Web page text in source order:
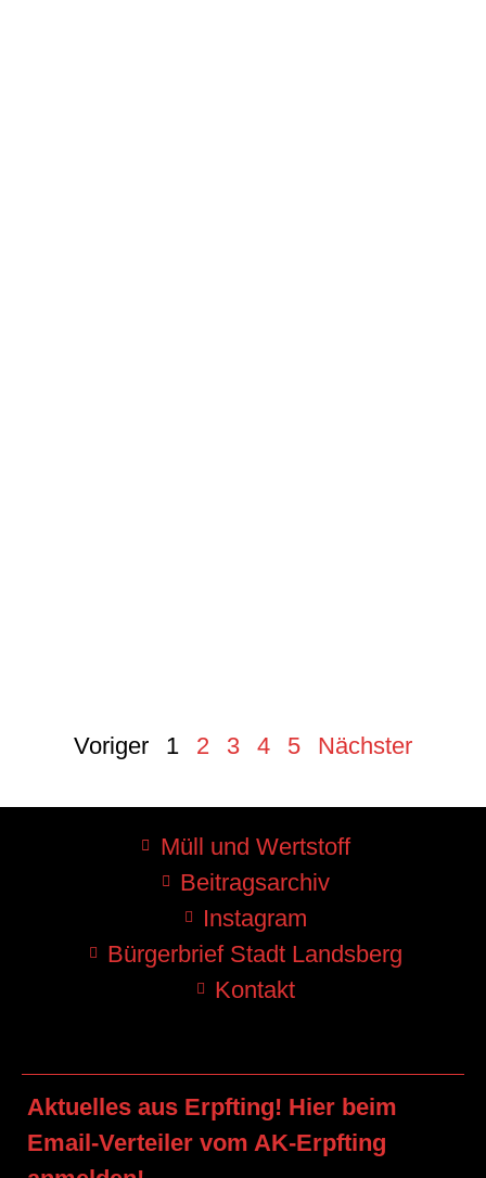
Voriger 1 2 3 4 5 Nächster
Müll und Wertstoff
Beitragsarchiv
Instagram
Bürgerbrief Stadt Landsberg
Kontakt
Aktuelles aus Erpfting! Hier beim
Email-Verteiler vom AK-Erpfting